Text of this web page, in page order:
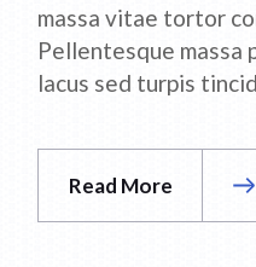
massa vitae tortor
Pellentesque massa
lacus sed turpis
Read More